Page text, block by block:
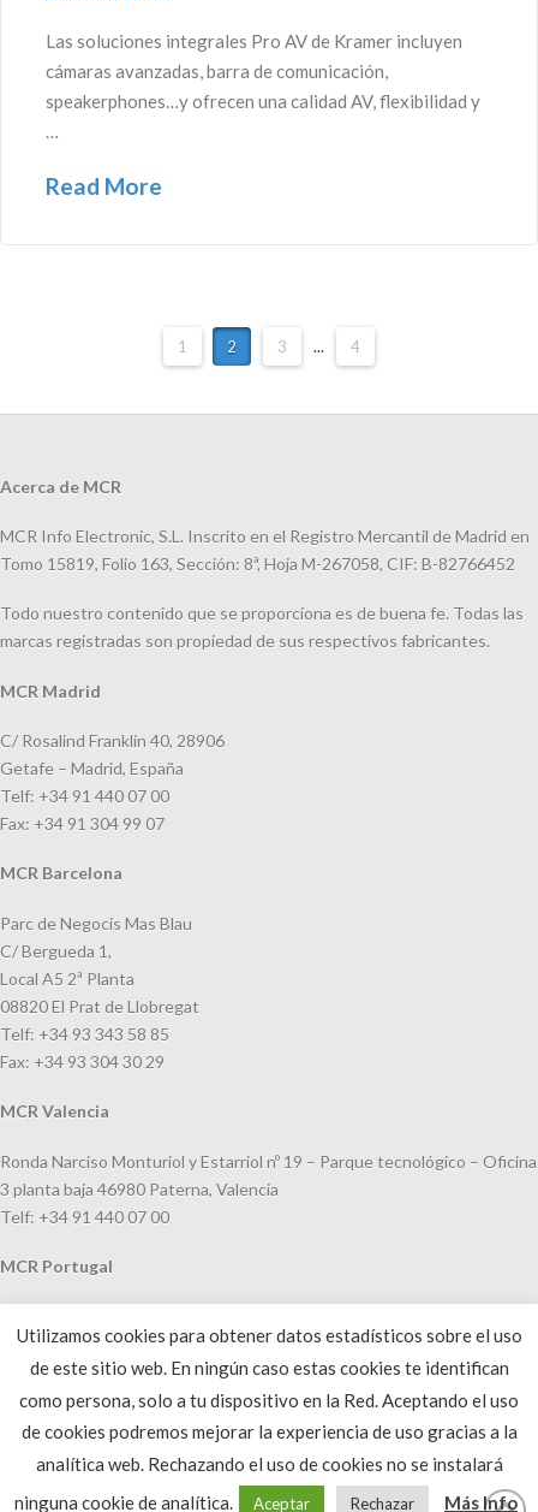
Las soluciones integrales Pro AV de Kramer incluyen
cámaras avanzadas, barra de comunicación,
speakerphones…y ofrecen una calidad AV, flexibilidad y
…
Read More
1 2 3 ... 4
Acerca de MCR
MCR Info Electronic, S.L. Inscrito en el Registro Mercantil de Madrid en
Tomo 15819, Folio 163, Sección: 8ª, Hoja M-267058, CIF: B-82766452
Todo nuestro contenido que se proporciona es de buena fe. Todas las
marcas registradas son propiedad de sus respectivos fabricantes.
MCR Madrid
C/ Rosalind Franklin 40, 28906
Getafe – Madrid, España
Telf: +34 91 440 07 00
Fax: +34 91 304 99 07
MCR Barcelona
Parc de Negocis Mas Blau
C/ Bergueda 1,
Local A5 2ª Planta
08820 El Prat de Llobregat
Telf: +34 93 343 58 85
Fax: +34 93 304 30 29
MCR Valencia
Ronda Narciso Monturiol y Estarriol nº 19 – Parque tecnológico – Oficina
3 planta baja 46980 Paterna, Valencia
Telf: +34 91 440 07 00
MCR Portugal
João V, 24
1250-091 Lisboa, Portugal
Telf: +351 220 993 033
Utilizamos cookies para obtener datos estadísticos sobre el uso
de este sitio web. En ningún caso estas cookies te identifican
como persona, solo a tu dispositivo en la Red. Aceptando el uso
de cookies podremos mejorar la experiencia de uso gracias a la
analítica web. Rechazando el uso de cookies no se instalará
ninguna cookie de analítica.
Aceptar Rechazar Más Info